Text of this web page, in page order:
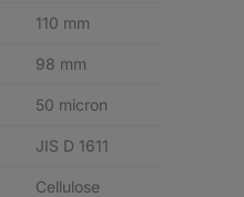
110 mm
98 mm
50 micron
JIS D 1611
Cellulose